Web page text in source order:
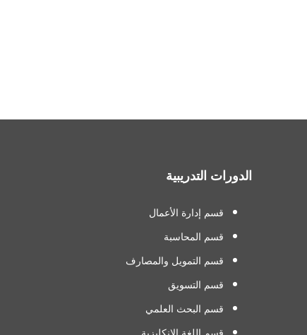
الدورات التدريبية
قسم إدارة الأعمال
قسم المحاسبة
قسم التمويل والمصارف
قسم التسويق
قسم البحث العلمي